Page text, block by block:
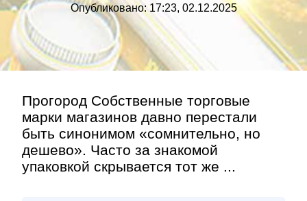
Опубликовано: 17:23, 02.12.2025
Прогород Собственные торговые
марки магазинов давно перестали
быть синонимом «сомнительно, но
дешево». Часто за знакомой
упаковкой скрывается тот же ...
Контакт